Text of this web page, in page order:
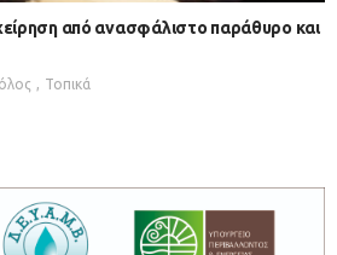
από ανασφάλιστο παράθυρο και
Τοπικά